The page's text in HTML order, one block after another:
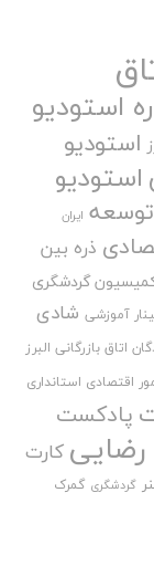
استودیو
استودیو
استودیو
توسعه ایران
ذره بین
گردشگری
آموزشی شادی
اتاق بازرگانی البرز
اقتصادی استانداری
پادکست
رضایی کارت
گردشگری گمرک